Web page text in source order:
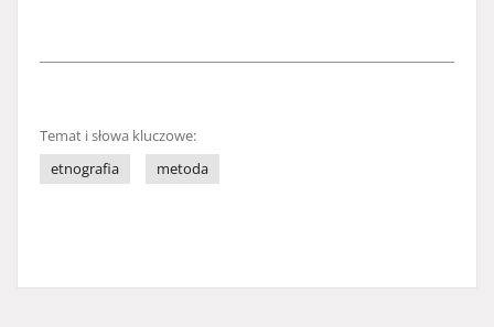
Temat i słowa kluczowe:
etnografia
metoda